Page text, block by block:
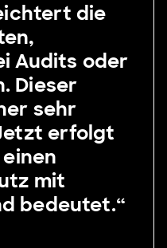
die
Audits oder
Dieser
sehr
erfolgt
mit
bedeutet.“